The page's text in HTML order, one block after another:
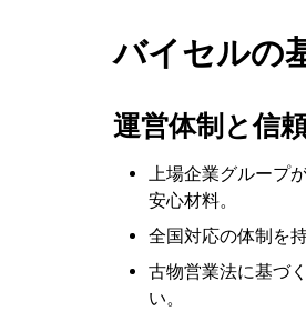
バイセルの
運営体制と信
上場企業グループ
安心材料。
全国対応の体制を
古物営業法に基づ
い。